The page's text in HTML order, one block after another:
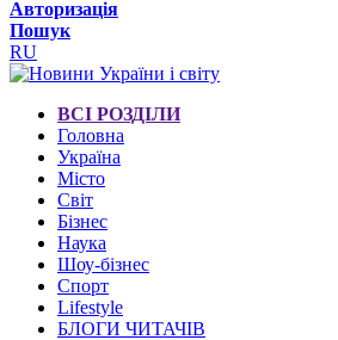
Авторизація
Пошук
RU
ВСІ РОЗДІЛИ
Головна
Україна
Місто
Світ
Бізнес
Наука
Шоу-бізнес
Спорт
Lifestyle
БЛОГИ ЧИТАЧІВ